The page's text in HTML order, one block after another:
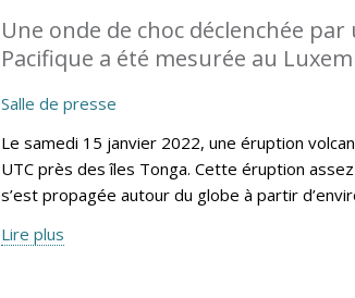
Une onde de choc déclenchée
Pacifique a été mesurée au
Salle de presse
Le samedi 15 janvier 2022, une éruption
UTC près des îles Tonga. Cette éruption
s’est propagée autour du globe à partir
Lire plus